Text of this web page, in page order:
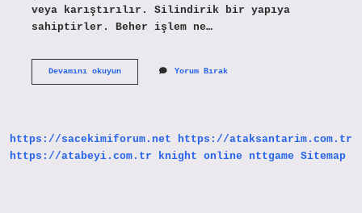
veya karıştırılır. Silindirik bir yapıya
sahiptirler. Beher işlem ne…
Devamını okuyunBeher
Yorum Bırak
https://sacekimiforum.net
https://ataksantarim.com.tr
https://atabeyi.com.tr
knight online nttgame Sitemap